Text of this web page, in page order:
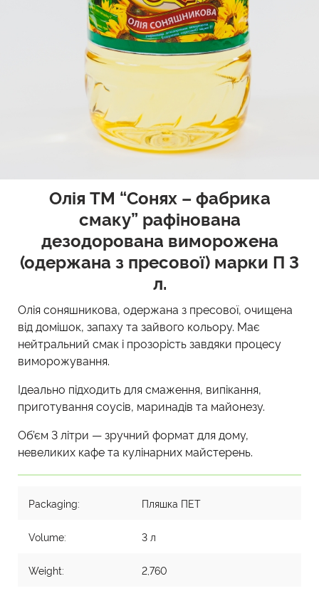
Олія TM “Сонях – фабрика
смаку” рафінована
дезодорована виморожена
(одержана з пресової) марки П 3
л.
Олія соняшникова, одержана з пресової, очищена
від домішок, запаху та зайвого кольору. Має
нейтральний смак і прозорість завдяки процесу
виморожування.
Ідеально підходить для смаження, випікання,
приготування соусів, маринадів та майонезу.
Об’єм 3 літри — зручний формат для дому,
невеликих кафе та кулінарних майстерень.
Packaging: Пляшка ПЕТ
Volume: 3 л
Weight: 2,760